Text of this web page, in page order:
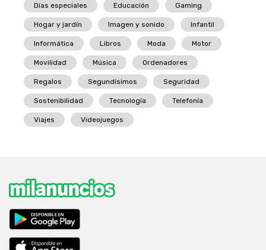
Días especiales Educación Gaming
Hogar y jardín Imagen y sonido Infantil
Informática Libros Moda Motor
Movilidad Música Ordenadores
Regalos Segundísimos Seguridad
Sostenibilidad Tecnología Telefonía
Viajes Videojuegos